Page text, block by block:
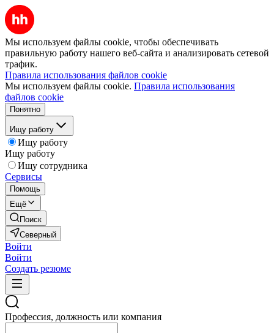
Мы используем файлы cookie, чтобы обеспечивать
правильную работу нашего веб-сайта и анализировать сетевой
трафик.
Правила использования файлов cookie
Мы используем файлы cookie. Правила использования
файлов cookie
Понятно
Ищу работу
Ищу работу
Ищу работу
Ищу сотрудника
Сервисы
Помощь
Ещё
Поиск
Северный
Войти
Войти
Создать резюме
Профессия, должность или компания